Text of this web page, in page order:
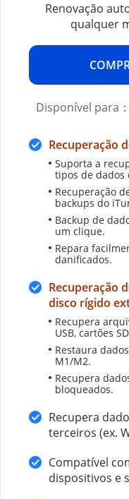
Renovação
qualquer
Disponível para：
Recuperação
Suporta a
tipos de dados
Recuperação
backups do
Backup de
um clique.
Repara
danificados.
Recuperação
disco rígido
Recupera
USB, cartões
Restaura
M1/M2.
Recupera
bloqueados.
Recupera
terceiros (ex.
Compatível
dispositivos e